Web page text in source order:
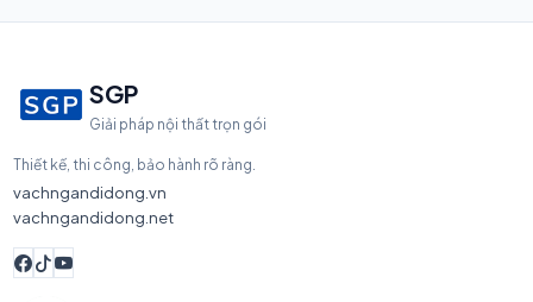
SGP
Giải pháp nội thất trọn gói
Thiết kế, thi công, bảo hành rõ ràng.
vachngandidong.vn
vachngandidong.net